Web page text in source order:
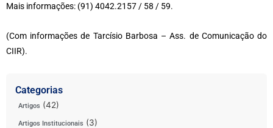
Mais informações: (91) 4042.2157 / 58 / 59.
(Com informações de Tarcísio Barbosa – Ass. de Comunicação do
CIIR).
Categorias
Artigos (42)
Artigos Institucionais (3)